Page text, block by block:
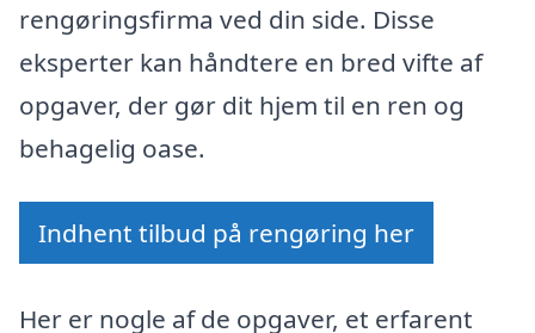
rengøringsfirma ved din side. Disse
eksperter kan håndtere en bred vifte af
opgaver, der gør dit hjem til en ren og
behagelig oase.
Indhent tilbud på rengøring her
Her er nogle af de opgaver, et erfarent